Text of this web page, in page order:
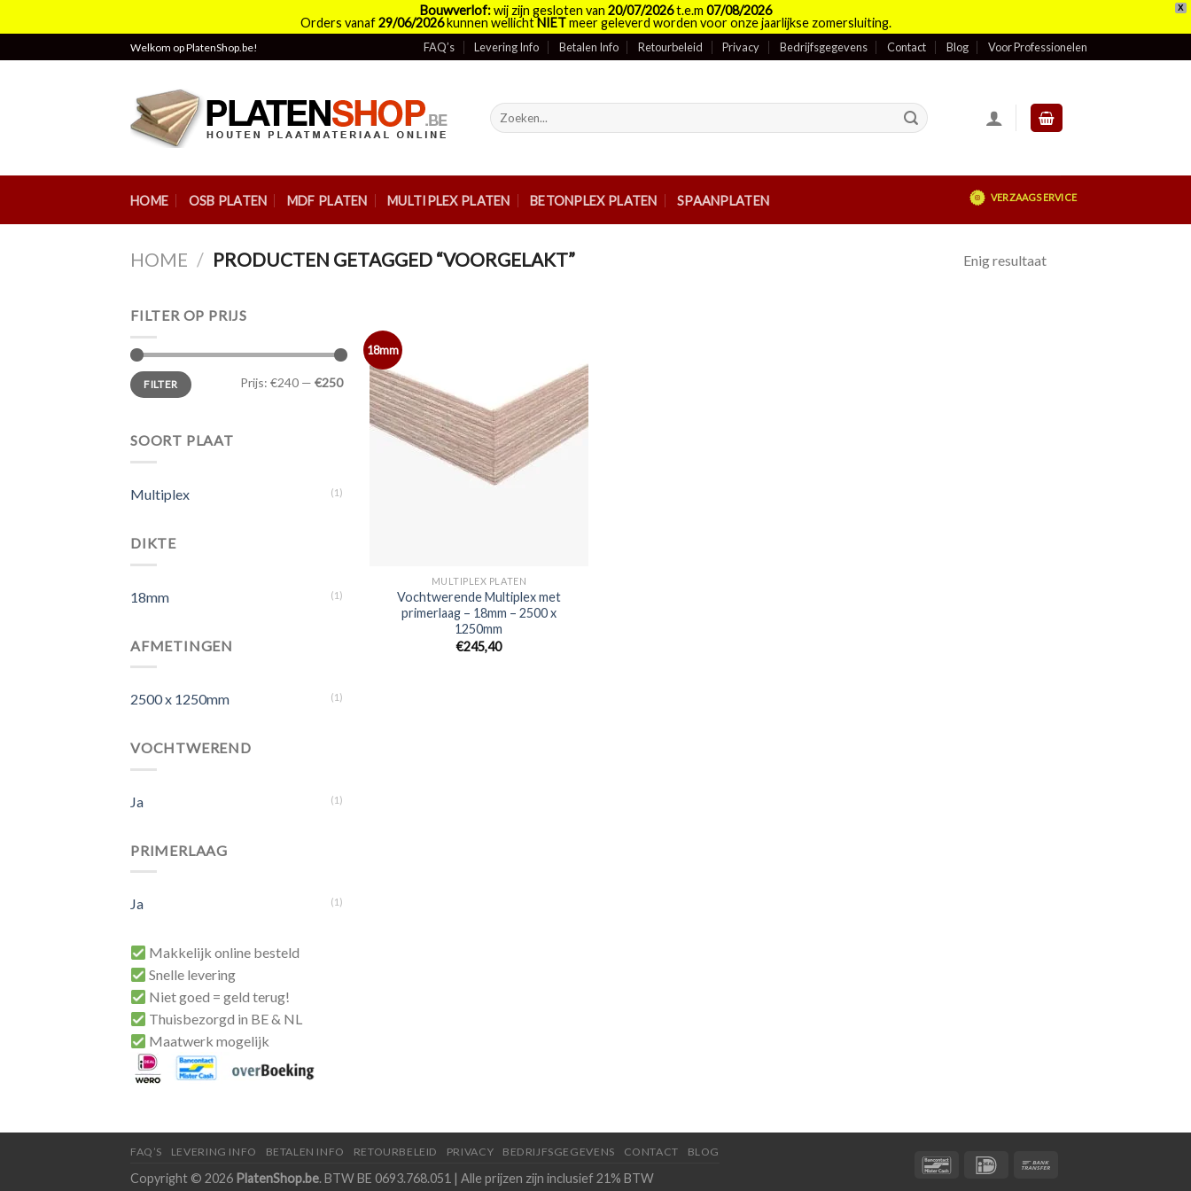
X
Bouwverlof:wij zijn gesloten van 20/07/2026t.e.m 07/08/2026
Orders vanaf29/06/2026kunnen wellichtNIETmeer geleverd worden voor onze jaarlijkse zomersluiting.
to
Welkom op PlatenShop.be! FAQ’s Levering Info Betalen Info Retourbeleid Privacy Bedrijfsgegevens Contact Blog Voor Professionelen
Zoeken
naar:
HOME OSB PLATEN MDF PLATEN MULTIPLEX PLATEN BETONPLEX PLATEN SPAANPLATEN VERZAAGSERVICE
HOME / PRODUCTEN GETAGGED “VOORGELAKT” Enig resultaat
FILTER OP PRIJS
Min.
prijs
Max.
prijsFILTER Prijs: €240 — €250
SOORT PLAAT
Multiplex (1)
DIKTE
18mm (1)
AFMETINGEN
2500 x 1250mm (1)
VOCHTWEREND
Ja (1)
PRIMERLAAG
Ja (1)
Makkelijk online besteld
Snelle levering
Niet goed = geld terug!
Thuisbezorgd in BE & NL
Maatwerk mogelijk
18mm
MULTIPLEX PLATEN
Vochtwerende Multiplex met
primerlaag – 18mm – 2500 x
1250mm
€245,40
FAQ’S LEVERING INFO BETALEN INFO RETOURBELEID PRIVACY BEDRIJFSGEGEVENS CONTACT BLOG
Copyright © 2026 PlatenShop.be. BTW BE 0693.768.051 | Alle prijzen zijn inclusief 21% BTW